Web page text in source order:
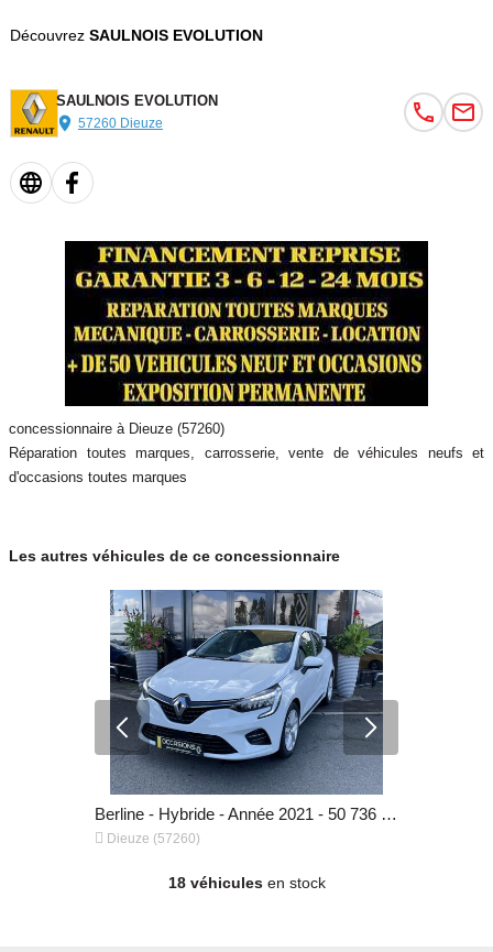
Découvrez SAULNOIS EVOLUTION
SAULNOIS EVOLUTION
57260 Dieuze
concessionnaire à Dieuze (57260)
Réparation toutes marques, carrosserie, vente de véhicules neufs et
d'occasions toutes marques
Les autres véhicules de ce concessionnaire
Berline - Hybride - Année 2021 - 50 736 km, 16 500 €
 Dieuze (57260)
18 véhiculesen stock